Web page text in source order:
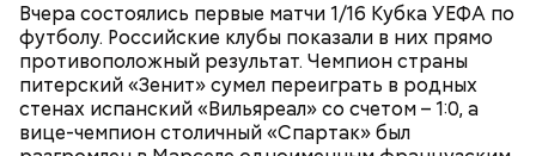
Вчера состоялись первые матчи 1/16 Кубка УЕФА по
футболу. Российские клубы показали в них прямо
противоположный результат. Чемпион страны
питерский «Зенит» сумел переиграть в родных
стенах испанский «Вильяреал» со счетом – 1:0, а
вице-чемпион столичный «Спартак» был